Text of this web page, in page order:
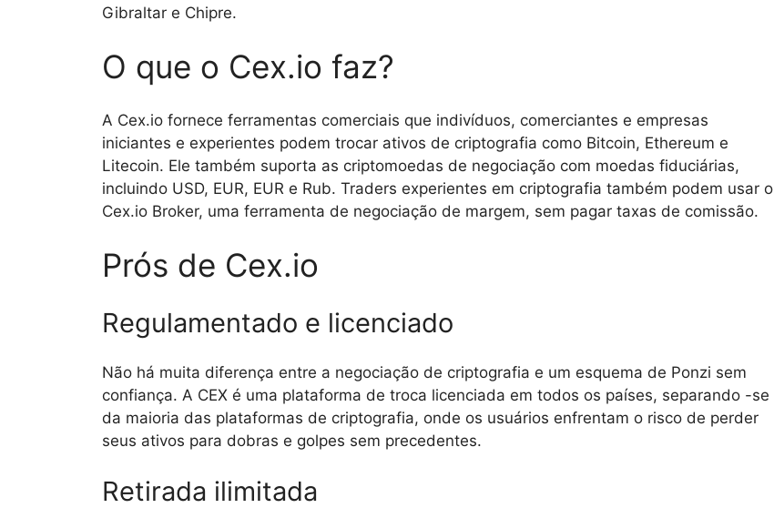
Gibraltar e Chipre.
O que o Cex.io faz?
A Cex.io fornece ferramentas comerciais que indivíduos, comerciantes e empresas
iniciantes e experientes podem trocar ativos de criptografia como Bitcoin, Ethereum e
Litecoin. Ele também suporta as criptomoedas de negociação com moedas fiduciárias,
incluindo USD, EUR, EUR e Rub. Traders experientes em criptografia também podem usar o
Cex.io Broker, uma ferramenta de negociação de margem, sem pagar taxas de comissão.
Prós de Cex.io
Regulamentado e licenciado
Não há muita diferença entre a negociação de criptografia e um esquema de Ponzi sem
confiança. A CEX é uma plataforma de troca licenciada em todos os países, separando -se
da maioria das plataformas de criptografia, onde os usuários enfrentam o risco de perder
seus ativos para dobras e golpes sem precedentes.
Retirada ilimitada